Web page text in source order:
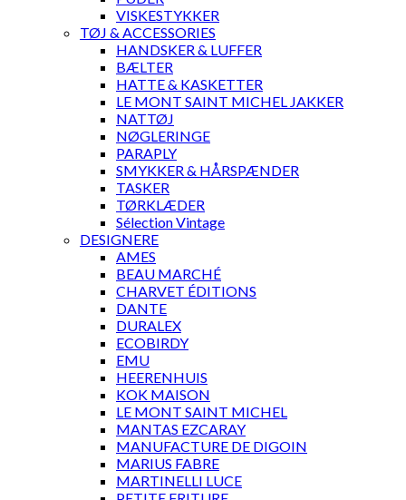
VISKESTYKKER
TØJ & ACCESSORIES
HANDSKER & LUFFER
BÆLTER
HATTE & KASKETTER
LE MONT SAINT MICHEL JAKKER
NATTØJ
NØGLERINGE
PARAPLY
SMYKKER & HÅRSPÆNDER
TASKER
TØRKLÆDER
Sélection Vintage
DESIGNERE
AMES
BEAU MARCHÉ
CHARVET ÉDITIONS
DANTE
DURALEX
ECOBIRDY
EMU
HEERENHUIS
KOK MAISON
LE MONT SAINT MICHEL
MANTAS EZCARAY
MANUFACTURE DE DIGOIN
MARIUS FABRE
MARTINELLI LUCE